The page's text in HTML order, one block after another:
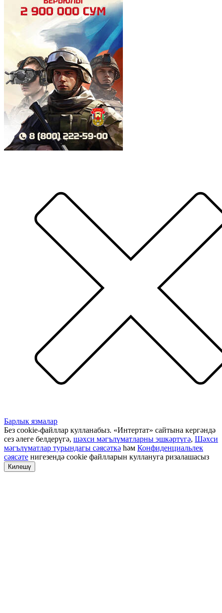
Барлык язмалар
Без cookie-файллар кулланабыз. «Интертат» сайтына кергәндә
сез әлеге белдерүгә, шәхси мәгълүматларны эшкәртүгә, Шәхси
мәгълүматлар турындагы сәясәткә һәм Конфиденциальлек
сәясәте нигезендә cookie файлларын куллануга ризалашасыз
Килешү